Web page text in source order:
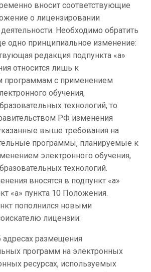
вносит соответствующие
о лицензировании
Необходимо обратить
одно принципиальное изменение:
редакция подпункта «а»
относится лишь к
программам с применением
обучения,
технологий, то
РФ изменения
выше требования на
программы, планируемые к
электронного обучения,
технологий.
вносятся в подпункт «а»
«а» пункта 10 Положения.
пополнился новыми
лицензии:
адресах размещения
программ на электронных
ресурсах, используемых